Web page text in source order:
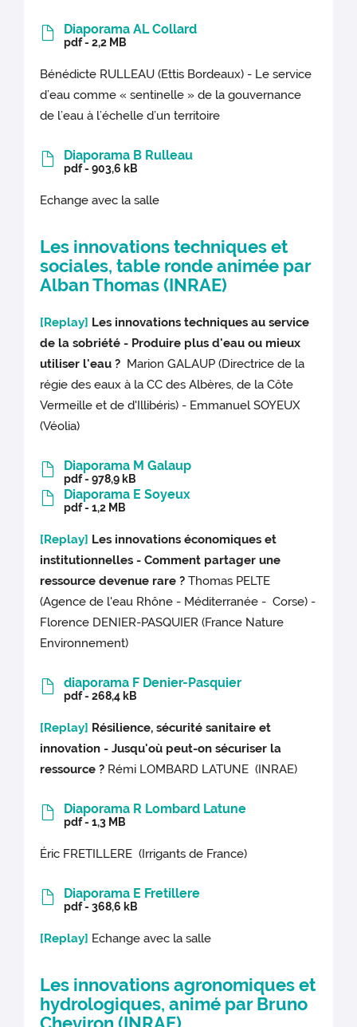
Diaporama AL Collard
pdf - 2,2 MB
Bénédicte RULLEAU (Ettis Bordeaux) - Le service
d’eau comme « sentinelle » de la gouvernance
de l’eau à l’échelle d’un territoire
Diaporama B Rulleau
pdf - 903,6 kB
Echange avec la salle
Les innovations techniques et
sociales, table ronde animée par
Alban Thomas (INRAE)
[Replay] Les innovations techniques au service
de la sobriété - Produire plus d'eau ou mieux
utiliser l'eau ? Marion GALAUP (Directrice de la
régie des eaux à la CC des Albères, de la Côte
Vermeille et de d'Illibéris) - Emmanuel SOYEUX
(Véolia)
Diaporama M Galaup
pdf - 978,9 kB
Diaporama E Soyeux
pdf - 1,2 MB
[Replay] Les innovations économiques et
institutionnelles - Comment partager une
ressource devenue rare ?Thomas PELTE
(Agence de l'eau Rhône - Méditerranée - Corse) -
Florence DENIER-PASQUIER (France Nature
Environnement)
diaporama F Denier-Pasquier
pdf - 268,4 kB
[Replay] Résilience, sécurité sanitaire et
innovation - Jusqu'où peut-on sécuriser la
ressource ? Rémi LOMBARD LATUNE (INRAE)
Diaporama R Lombard Latune
pdf - 1,3 MB
Éric FRETILLERE (Irrigants de France)
Diaporama E Fretillere
pdf - 368,6 kB
[Replay] Echange avec la salle
Les innovations agronomiques et
hydrologiques, animé par Bruno